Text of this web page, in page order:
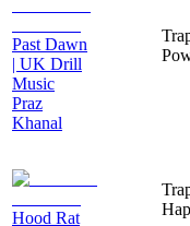
Past Dawn
| UK Drill
Music
Praz
Khanal
Hood Rat